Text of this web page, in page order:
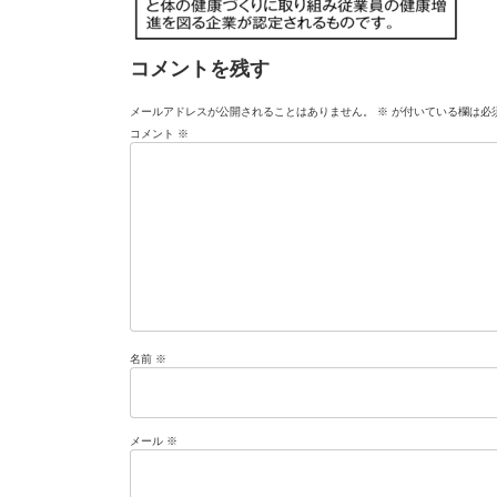
コメントを残す
メールアドレスが公開されることはありません。 ※ が付いている欄は必
コメント ※
名前 ※
メール ※